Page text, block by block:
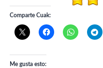
Comparte Cuak:
Me gusta esto: